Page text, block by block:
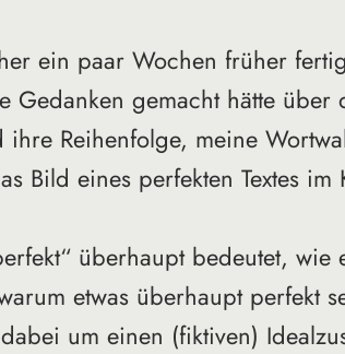
ein paar Wochen früher
Gedanken gemacht hätte
ihre Reihenfolge, meine
Bild eines perfekten Textes im
überhaupt bedeutet, wie
etwas überhaupt perfekt
um einen (fiktiven)